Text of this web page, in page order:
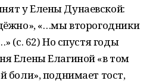
у Елены Дунаевской:
«…мы второгодники
(с. 62) Но спустя годы
Елены Елагиной «в том
боли», поднимает тост,